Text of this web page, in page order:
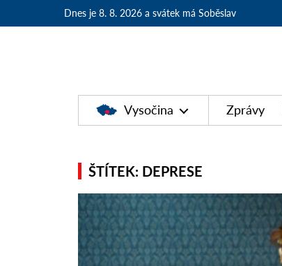
Dnes je 8. 8. 2026 a svátek má Soběslav
Vysočina Zprávy
ŠTÍTEK: DEPRESE